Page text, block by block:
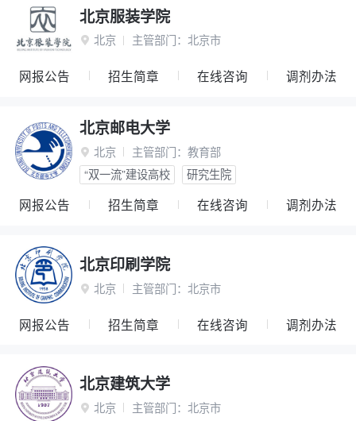
北京服装学院
 北京 主管部门： 北京市
网报公告 招生简章 在线咨询 调剂办法
北京邮电大学
 北京 主管部门： 教育部
“双一流”建设高校
研究生院
网报公告 招生简章 在线咨询 调剂办法
北京印刷学院
 北京 主管部门： 北京市
网报公告 招生简章 在线咨询 调剂办法
北京建筑大学
 北京 主管部门： 北京市